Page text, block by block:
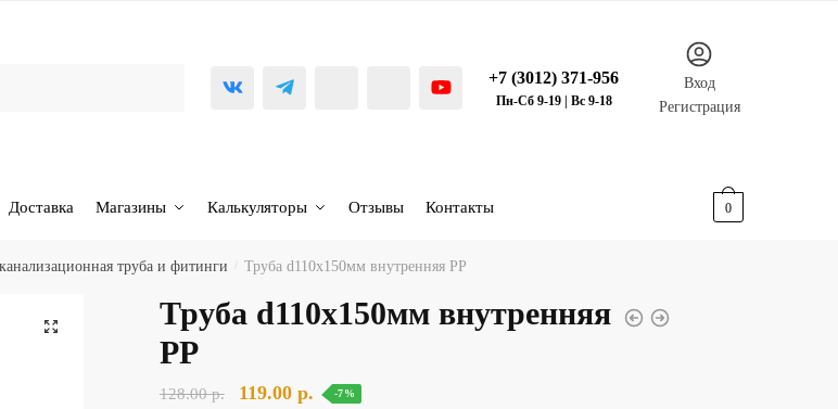
+7 (3012) 371-956
Пн-Сб 9-19 | Вс 9-18
Вход
Регистрация
Доставка Магазины Калькуляторы Отзывы Контакты 0
труба и фитинги Труба d110х150мм внутренняя PP
🔍
Труба d110х150мм внутренняя
PP
128.00р.
Первоначальная
119.00 р.Текущая
-7%